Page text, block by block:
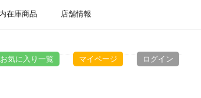
お気に入り一覧 マイページ ログイン